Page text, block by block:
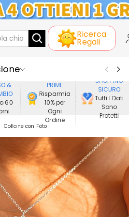
A RATE SENZA
Ricerca
Regali
Seller
Nuovi
&
60
PRIME
Risparmia
10% per
Ogni
Ordine
SHOPPING
SICURO
Tutti I Dati
Sono
Protetti
Collane con Foto